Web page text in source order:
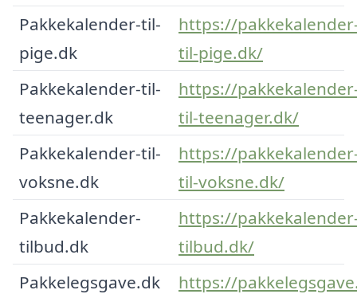
Pakkekalender-til-
pige.dk
https://
til-pige.dk/
Pakkekalender-til-
teenager.dk
https://
til-teenager.dk/
Pakkekalender-til-
voksne.dk
https://
til-voksne.dk/
Pakkekalender-
tilbud.dk
https://
tilbud.dk/
Pakkelegsgave.dk
https://